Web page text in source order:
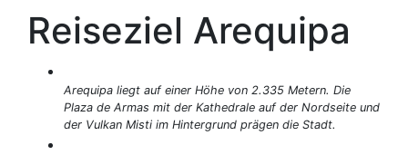
Reiseziel Arequipa
Arequipa liegt auf einer Höhe von 2.335 Metern. Die
Plaza de Armas mit der Kathedrale auf der Nordseite und
der Vulkan Misti im Hintergrund prägen die Stadt.